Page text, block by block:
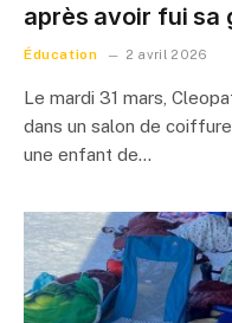
après avoir fui sa
Éducation 2 avril 2026
Le mardi 31 mars,
dans un salon de
une enfant de…